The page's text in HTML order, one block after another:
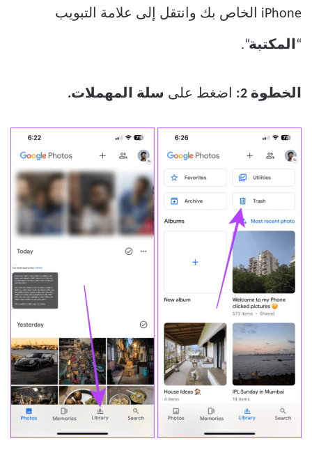
iPhone الخاص بك وانتقل إلى علامة التبويب
“المكتبة“.
الخطوة 2: اضغط على سلة المهملات.